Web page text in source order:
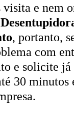
visita e nem
, portanto,
com
e solicite já
30 minutos